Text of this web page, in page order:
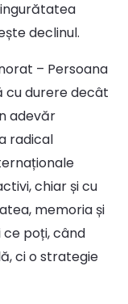
declinul.
– Persoana
cu durere decât
adevăr
radical
chiar și cu
memoria și
ce poți, când
ci o strategie